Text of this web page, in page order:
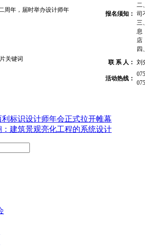
周年，届时举办设计师年 报名须知：
二
司
三
息
店
四
联 系 人： 刘
活动热线：
利标识设计师年会正式拉开帷幕
：建筑景观亮化工程的系统设计